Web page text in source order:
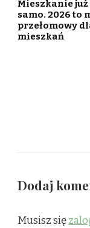
Mieszkanie
samo. 2026 to
przełomowy
mieszkań
Dodaj
Musisz się